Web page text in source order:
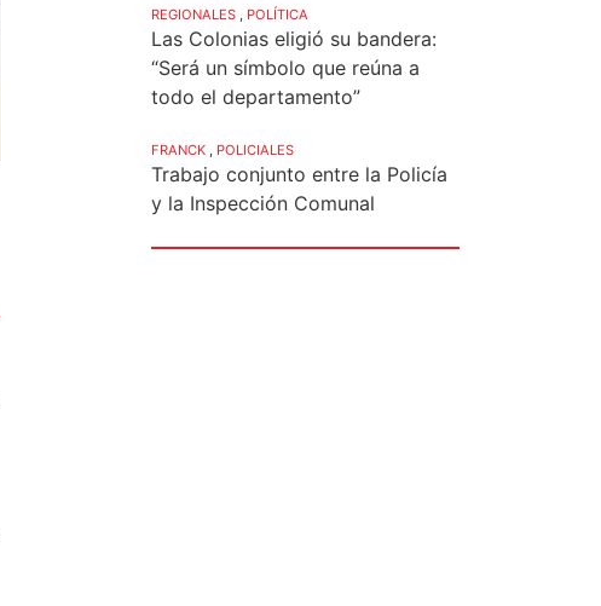
REGIONALES POLÍTICA
Las Colonias eligió su bandera:
“Será un símbolo que reúna a
todo el departamento”
FRANCK POLICIALES
Trabajo conjunto entre la Policía
y la Inspección Comunal